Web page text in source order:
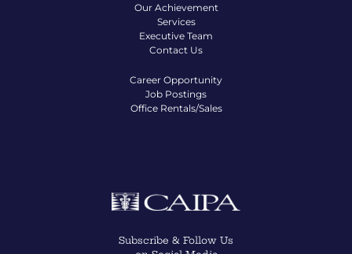
Our Achievement
Services
Executive Team
Contact Us
Career Opportunity
Job Postings
Office Rentals/Sales
Subscribe & Follow Us